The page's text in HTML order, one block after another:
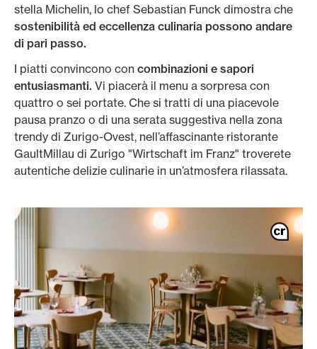
stella Michelin, lo chef Sebastian Funck dimostra che
sostenibilità ed eccellenza culinaria possono andare
di pari passo.
I piatti convincono con combinazioni e sapori
entusiasmanti. Vi piacerà il menu a sorpresa con
quattro o sei portate. Che si tratti di una piacevole
pausa pranzo o di una serata suggestiva nella zona
trendy di Zurigo-Ovest, nell’affascinante ristorante
GaultMillau di Zurigo "Wirtschaft im Franz" troverete
autentiche delizie culinarie in un’atmosfera rilassata.